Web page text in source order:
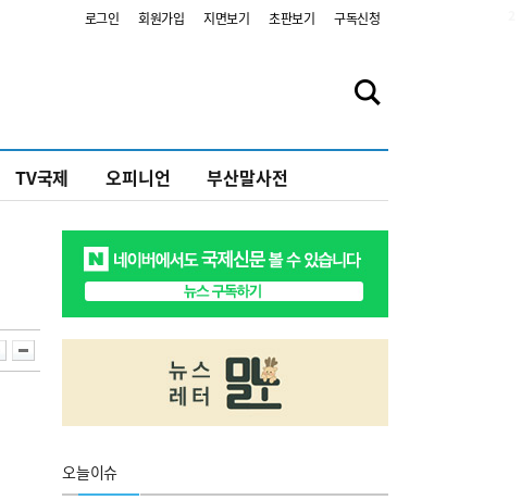
로그인 회원가입 지면보기 초판보기 구독신청
TV국제 오피니언 부산말사전
오늘이슈